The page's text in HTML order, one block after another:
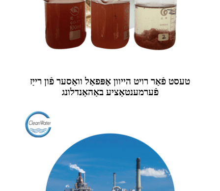
טעסט פֿאַר רויט הייוון אָפּפאַל וואַסער פֿון רייַז
פֿערמענטאַציע באַהאַנדלונג